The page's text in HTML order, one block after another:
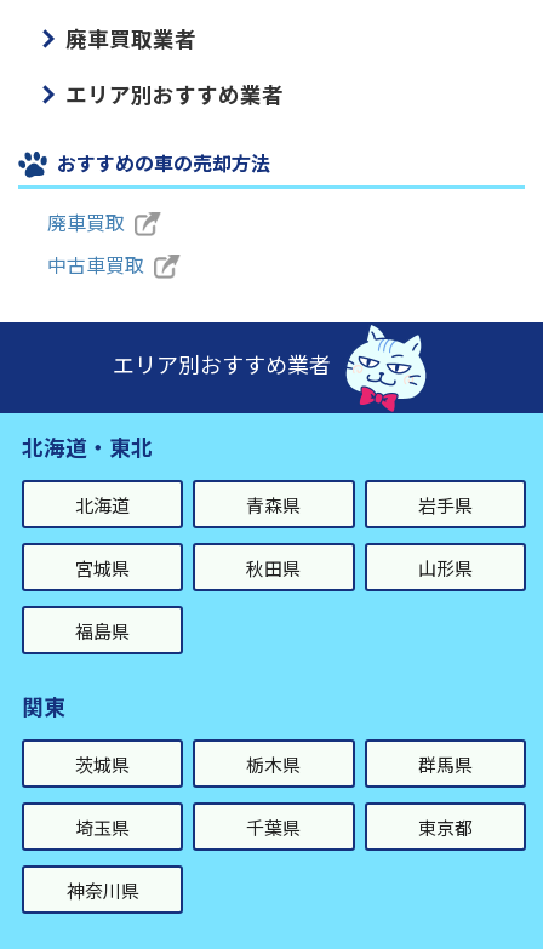
廃車買取業者
エリア別おすすめ業者
おすすめの車の売却方法
廃車買取
中古車買取
エリア別おすすめ業者
北海道・東北
北海道 青森県 岩手県
宮城県 秋田県 山形県
福島県
関東
茨城県 栃木県 群馬県
埼玉県 千葉県 東京都
神奈川県